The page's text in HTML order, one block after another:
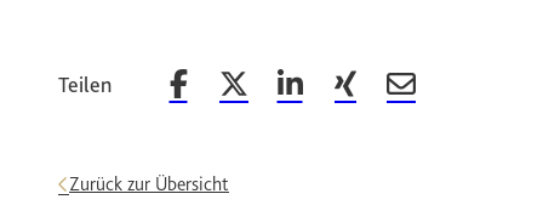
Teilen Beitrag auf Facebook teilen
Beitrag auf X teilen
Beitrag auf LinkedIn teilen
Beitrag auf Xing teilen
Beitrag per
Zurück zur Übersicht